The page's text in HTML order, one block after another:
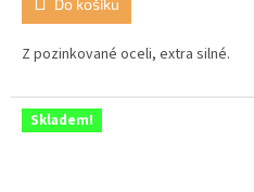
Do košíku
Z pozinkované oceli, extra silné.
Skladem!